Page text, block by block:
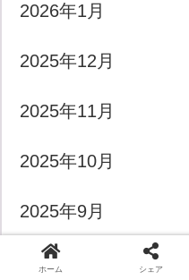
2026年1月
2025年12月
2025年11月
2025年10月
2025年9月
2025年8月
ホーム シェア